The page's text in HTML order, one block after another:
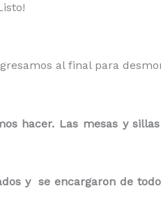
al final para
hacer. Las mesas y
y se encargaron de